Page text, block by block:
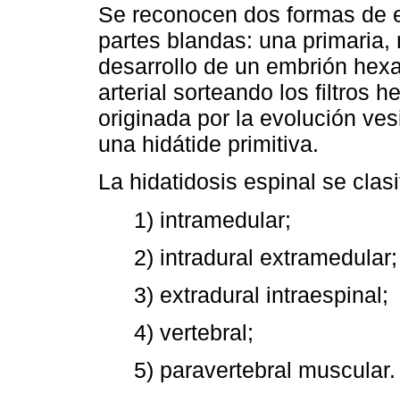
Se reconocen dos formas de
partes blandas: una
desarrollo de un embrión
arterial sorteando los filtros
originada por la evolución
una hidátide primitiva.
La hidatidosis espinal se
1) intramedular;
2) intradural extramedular;
3) extradural intraespinal;
4) vertebral;
5) paravertebral muscular.